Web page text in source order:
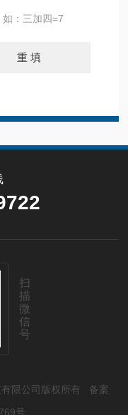
：三加四=7
扫
描
微
信
号
限公司版权所有 备案
号